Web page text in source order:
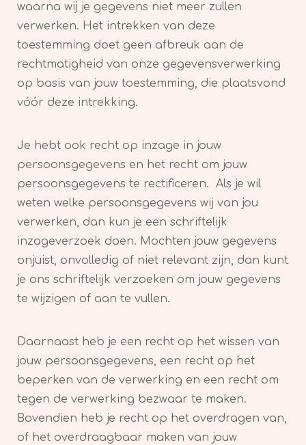
waarna wij je gegevens niet meer zullen
verwerken. Het intrekken van deze
toestemming doet geen afbreuk aan de
rechtmatigheid van onze gegevensverwerking
op basis van jouw toestemming, die plaatsvond
vóór deze intrekking.
Je hebt ook recht op inzage in jouw
persoonsgegevens en het recht om jouw
persoonsgegevens te rectificeren. Als je wil
weten welke persoonsgegevens wij van jou
verwerken, dan kun je een schriftelijk
inzageverzoek doen. Mochten jouw gegevens
onjuist, onvolledig of niet relevant zijn, dan kunt
je ons schriftelijk verzoeken om jouw gegevens
te wijzigen of aan te vullen.
Daarnaast heb je een recht op het wissen van
jouw persoonsgegevens, een recht op het
beperken van de verwerking en een recht om
tegen de verwerking bezwaar te maken.
Bovendien heb je recht op het overdragen van,
of het overdraagbaar maken van jouw